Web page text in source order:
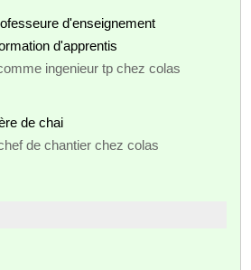
d'enseignement
d'apprentis
ingenieur tp chez colas
de chai
de chantier chez colas